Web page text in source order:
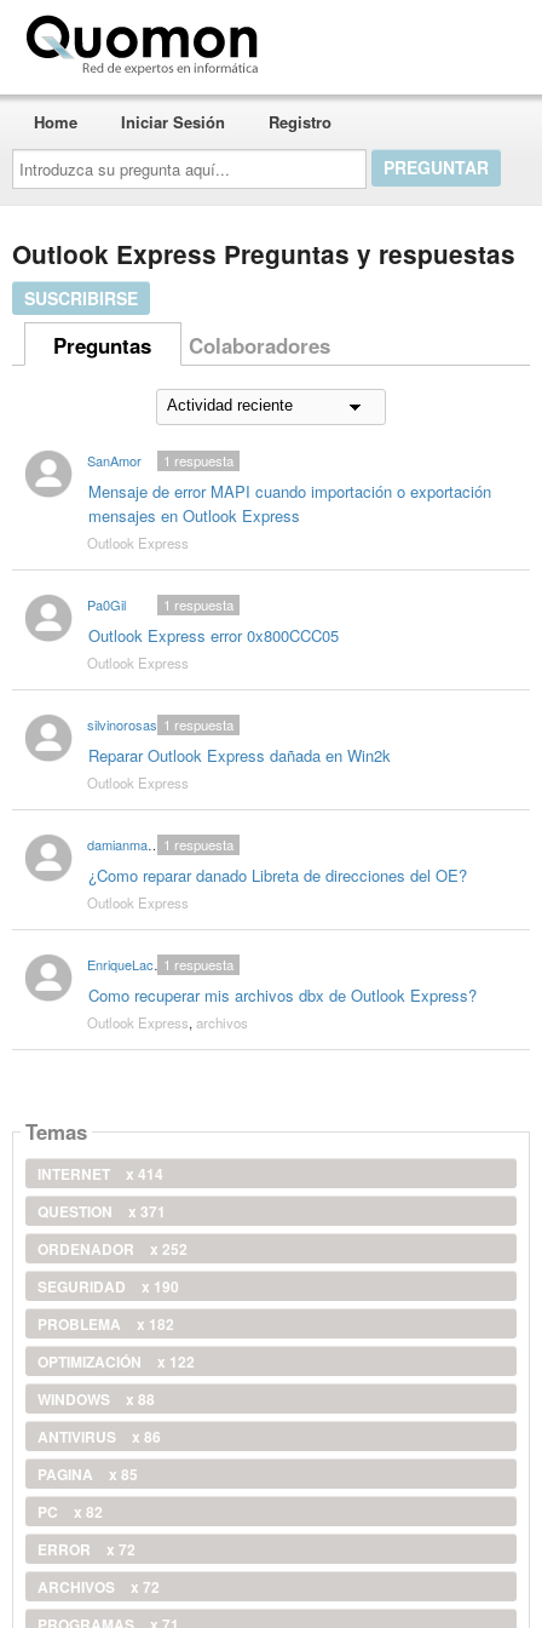
Introduzca
su
pregunta
aquí...
Home Iniciar Sesión Registro
Outlook Express Preguntas y respuestas
SUSCRIBIRSE
Preguntas Colaboradores
SanAmor
Mensaje de error MAPI cuando importación o exportación
mensajes en Outlook Express
1 respuesta
Outlook Express
Pa0Gil
Outlook Express error 0x800CCC05
1 respuesta
Outlook Express
silvinorosas
Reparar Outlook Express dañada en Win2k
1 respuesta
Outlook Express
damianmaestre
¿Como reparar danado Libreta de direcciones del OE?
1 respuesta
Outlook Express
EnriqueLacerda
Como recuperar mis archivos dbx de Outlook Express?
1 respuesta
Outlook Express, archivos
Temas
INTERNET
x 414
QUESTION
x 371
ORDENADOR
x 252
SEGURIDAD
x 190
PROBLEMA
x 182
OPTIMIZACIÓN
x 122
WINDOWS
x 88
ANTIVIRUS
x 86
PAGINA
x 85
PC
x 82
ERROR
x 72
ARCHIVOS
x 72